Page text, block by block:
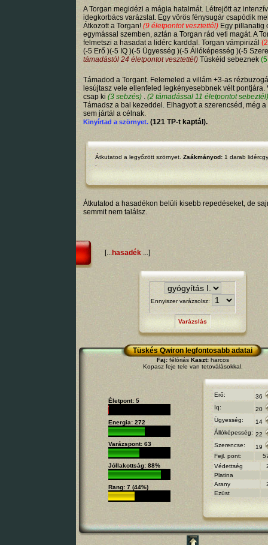
A Torgan megidézi a mágia hatalmát. Létrejött az intenzív
idegkorbács varázslat. Egy vörös fénysugár csapódik
Átkozott a Torgan! (9 életpontot vesztettél) Egy pillanatig
egymással szemben, aztán a Torgan rád veti magát. A
felmetszi a hasadat a lidérc karddal. Torgan vámpirizál
(-5 Erő )(-5 IQ )(-5 Ügyesség )(-5 Állóképesség )(-5
támadástól 24 életpontot vesztettél) Tüskéid sebeznek
Támadod a Torgant. Felemeled a villám +3-as
lesújtasz vele ellenfeled legkényesebbnek vélt pontjára.
csap ki (3 sebzés) . (2 támadással 11 életpontot sebeztél)
Támadsz a bal kezeddel. Elhagyott a szerencséd, még
sem jártál a célnak.
Kinyírtad a szörnyet. (121 TP-t kaptál).
Átkutatod a legyőzött szörnyet.Zsákmányod: 1 darab
.
Átkutatod a hasadékon belüli kisebb repedéseket, de
semmit nem találsz.
[...hasadék ...]
Ennyiszer varázsolsz:
Varázslás
Tüskés Qwiron legfontosabb adatai
Faj:félóriás Kaszt:harcos
Kopasz feje tele van tetoválásokkal.
Életpont: 5
Energia: 272
Varázspont: 63
Jóllakottság: 88%
Rang: 7 (44%)
Erő:
36
Iq:
20
Ügyesség:
14
Állóképesség: 22
Szerencse:
19
Fejl. pont:
Védettség
Platina
Arany
Ezüst